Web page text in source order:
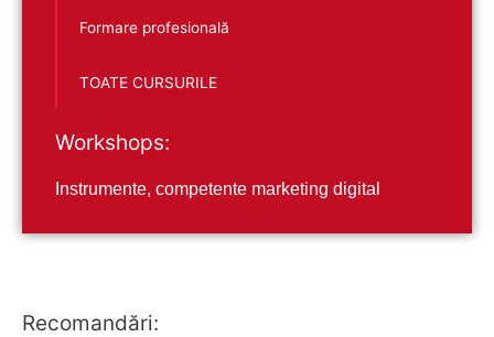
Formare profesională
TOATE CURSURILE
Workshops:
Instrumente, competente marketing digital
Recomandări: